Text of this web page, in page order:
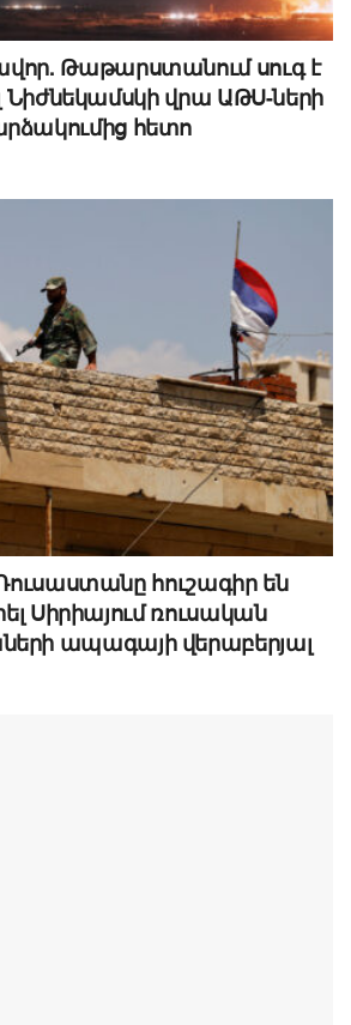
Թաթարստանում սուգ է
վրա ԱԹՍ-ների
հետո
հուշագիր են
Սիրիայում ռուսական
ապագայի վերաբերյալ